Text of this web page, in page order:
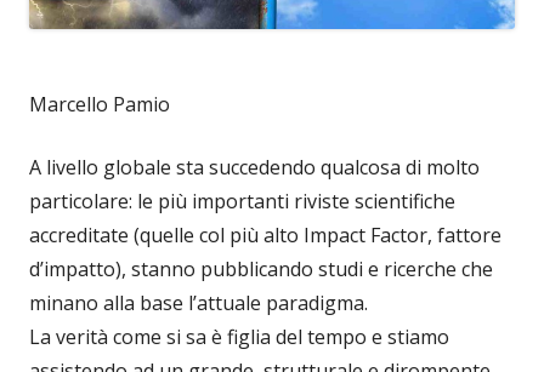
Marcello Pamio
A livello globale sta succedendo qualcosa di molto
particolare: le più importanti riviste scientifiche
accreditate (quelle col più alto Impact Factor, fattore
d’impatto), stanno pubblicando studi e ricerche che
minano alla base l’attuale paradigma.
La verità come si sa è figlia del tempo e stiamo